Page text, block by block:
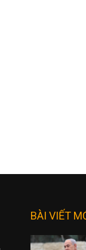
BÀI VIẾT